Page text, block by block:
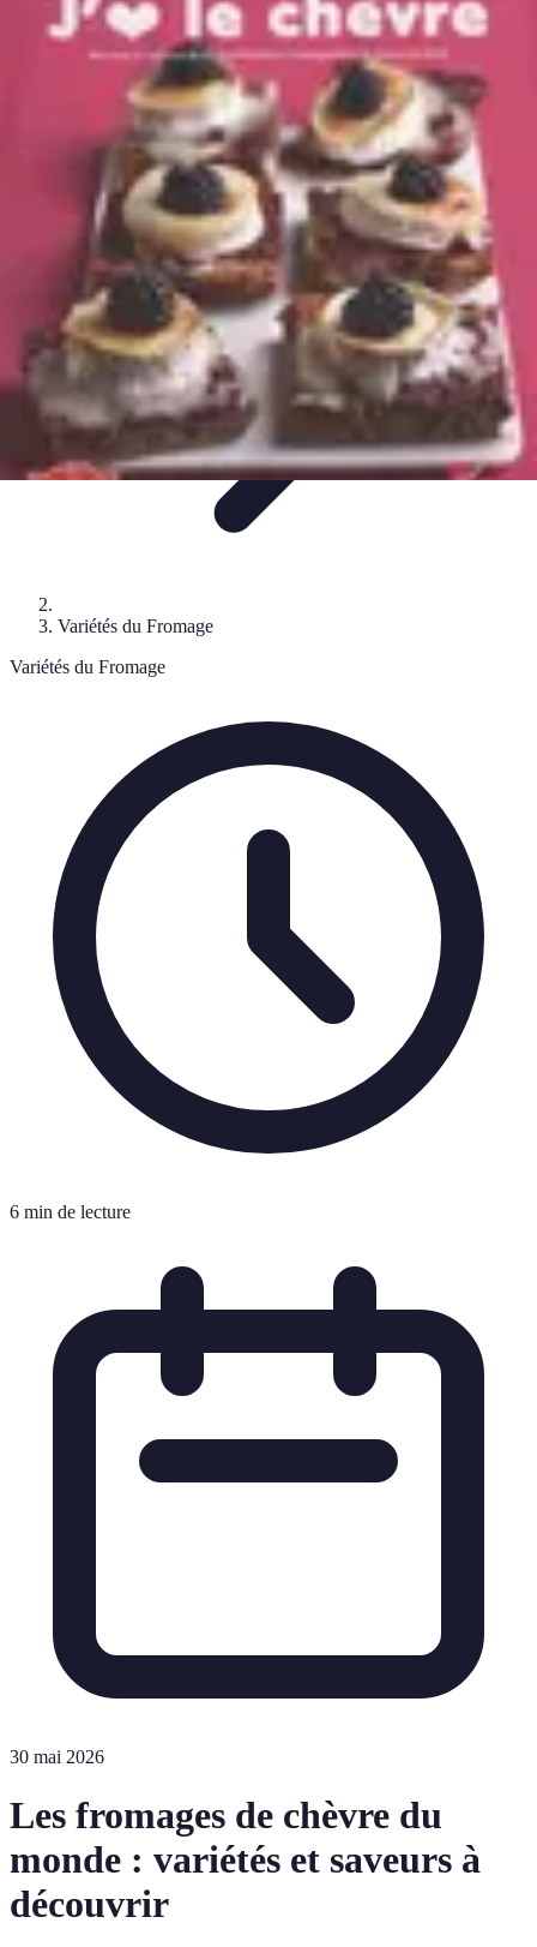
Fromages du Monde
Découvertes
DécouverteDécouvertes
fromagèresDégustationdécouverte
Fromages du Monde
Variétés du Fromage
Variétés du Fromage
6 min de lecture
30 mai 2026
Les fromages de chèvre du
monde : variétés et saveurs à
découvrir